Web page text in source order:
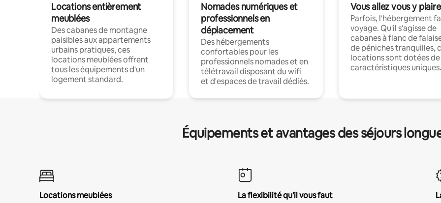
Locations entièrement
meublées
Des cabanes de montagne
paisibles aux appartements
urbains pratiques, ces
locations meublées offrent
tous les équipements d'un
logement standard.
Nomades numériques et
professionnels en
déplacement
Des hébergements
confortables pour les
professionnels nomades et en
télétravail disposant du wifi
et d'espaces de travail dédiés.
Vous allez vous y plaire
Parfois, l'hébergement
voyage. Qu'il s'agisse de
cabanes à flanc de
de péniches tranquilles,
locations sont dotées de
caractéristiques uniques.
Équipements et avantages des séjours
Locations meublées
La flexibilité qu'il vous faut